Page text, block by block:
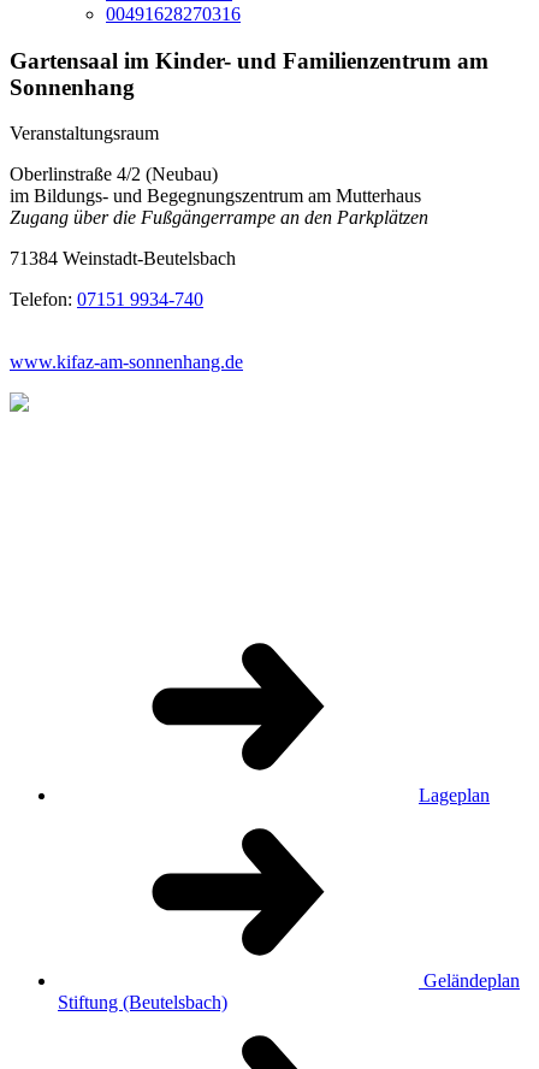
00491628270316
Gartensaal im Kinder- und Familienzentrum am
Sonnenhang
Veranstaltungsraum
Oberlinstraße 4/2 (Neubau)
im Bildungs- und Begegnungszentrum am Mutterhaus
Zugang über die Fußgängerrampe an den Parkplätzen
71384 Weinstadt-Beutelsbach
Telefon: 07151 9934-740
www.kifaz-am-sonnenhang.de
Lageplan
Geländeplan
Stiftung (Beutelsbach)